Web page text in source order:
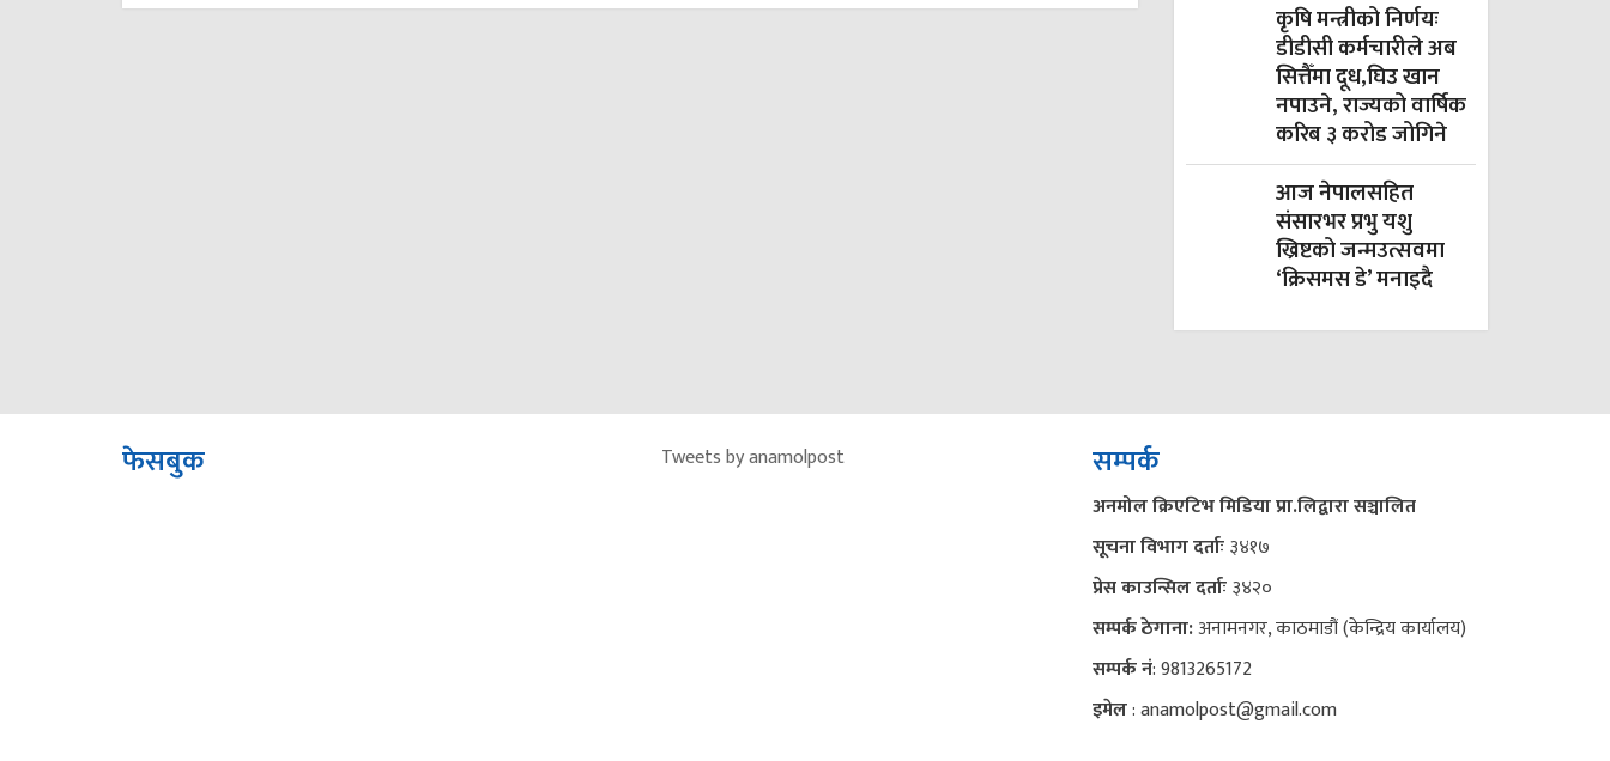
कृषि मन्त्रीको निर्णयः
डीडीसी कर्मचारीले अब
सित्तैँमा दूध,घिउ खान
नपाउने, राज्यको वार्षिक
करिब ३ करोड जोगिने
आज नेपालसहित
संसारभर प्रभु यशु
ख्रिष्टको जन्मउत्सवमा
‘क्रिसमस डे’ मनाइदै
फेसबुक Tweets by anamolpost सम्पर्क
अनमोल क्रिएटिभ मिडिया प्रा.लिद्वारा सञ्चालित
सूचना विभाग दर्ताः३४१७
प्रेस काउन्सिल दर्ताः३४२०
सम्पर्क ठेगाना:अनामनगर, काठमाडौं (केन्द्रिय कार्यालय)
सम्पर्क नं: 9813265172
इमेल: anamolpost@gmail.com